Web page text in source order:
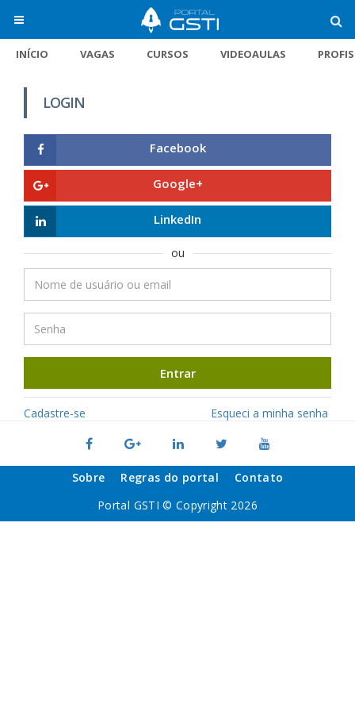
INÍCIO VAGAS CURSOS VIDEOAULAS
LOGIN
Facebook
Google+
LinkedIn
ou
Entrar
Cadastre-se Esqueci a minha senha
Sobre Regras do portal
Contato
Portal GSTI © Copyright 2026